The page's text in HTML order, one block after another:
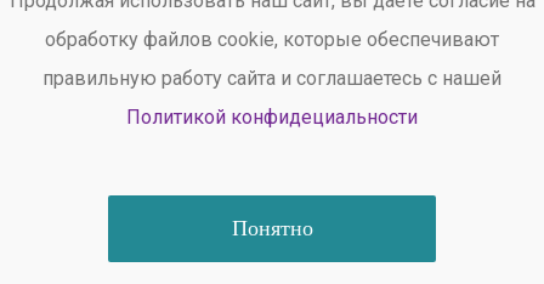
© ООО ЦК «СТС», 2026
Разработка и продвижение — «ИНСАЙТ»
обработку файлов cookie, которые обеспечивают
правильную работу сайта и соглашаетесь с нашей
Политикой конфидециальности
Понятно